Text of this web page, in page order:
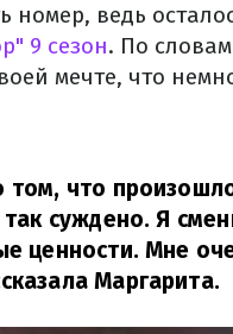
ведь
9 сезон. По
мечте, что
что
суждено. Я
ценности. Мне
Маргарита.